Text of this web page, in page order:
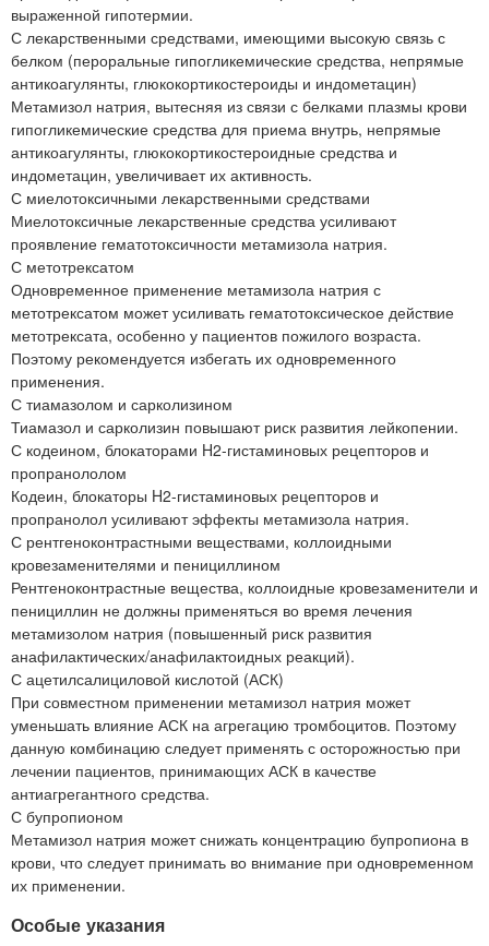
выраженной гипотермии.
С лекарственными средствами, имеющими высокую связь с
белком (пероральные гипогликемические средства, непрямые
антикоагулянты, глюкокортикостероиды и индометацин)
Метамизол натрия, вытесняя из связи с белками плазмы крови
гипогликемические средства для приема внутрь, непрямые
антикоагулянты, глюкокортикостероидные средства и
индометацин, увеличивает их активность.
С миелотоксичными лекарственными средствами
Миелотоксичные лекарственные средства усиливают
проявление гематотоксичности метамизола натрия.
С метотрексатом
Одновременное применение метамизола натрия с
метотрексатом может усиливать гематотоксическое действие
метотрексата, особенно у пациентов пожилого возраста.
Поэтому рекомендуется избегать их одновременного
применения.
С тиамазолом и сарколизином
Тиамазол и сарколизин повышают риск развития лейкопении.
С кодеином, блокаторами H2-гистаминовых рецепторов и
пропранололом
Кодеин, блокаторы H2-гистаминовых рецепторов и
пропранолол усиливают эффекты метамизола натрия.
С рентгеноконтрастными веществами, коллоидными
кровезаменителями и пенициллином
Рентгеноконтрастные вещества, коллоидные кровезаменители и
пенициллин не должны применяться во время лечения
метамизолом натрия (повышенный риск развития
анафилактических/анафилактоидных реакций).
С ацетилсалициловой кислотой (АСК)
При совместном применении метамизол натрия может
уменьшать влияние АСК на агрегацию тромбоцитов. Поэтому
данную комбинацию следует применять с осторожностью при
лечении пациентов, принимающих АСК в качестве
антиагрегантного средства.
С бупропионом
Метамизол натрия может снижать концентрацию бупропиона в
крови, что следует принимать во внимание при одновременном
их применении.
Особые указания